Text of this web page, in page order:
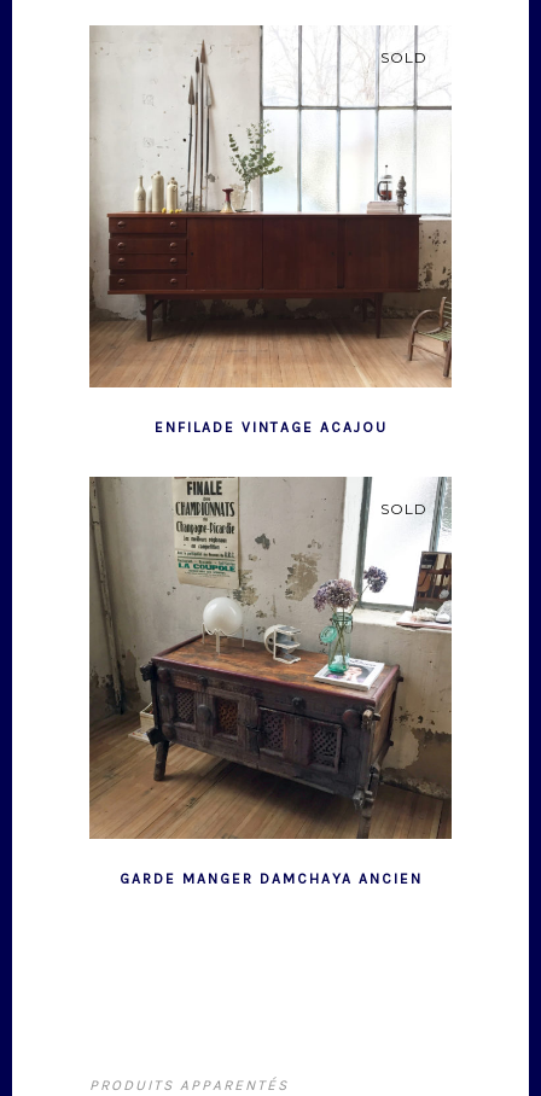
SOLD
ENFILADE VINTAGE ACAJOU
SOLD
GARDE MANGER DAMCHAYA ANCIEN
PRODUITS APPARENTÉS